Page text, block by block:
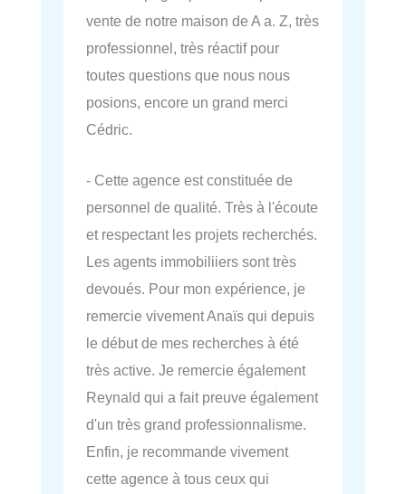
vente de notre maison de A a. Z, très
professionnel, très réactif pour
toutes questions que nous nous
posions, encore un grand merci
Cédric.
- Cette agence est constituée de
personnel de qualité. Très à l'écoute
et respectant les projets recherchés.
Les agents immobiliiers sont très
devoués. Pour mon expérience, je
remercie vivement Anaïs qui depuis
le début de mes recherches à été
très active. Je remercie également
Reynald qui a fait preuve également
d'un très grand professionnalisme.
Enfin, je recommande vivement
cette agence à tous ceux qui